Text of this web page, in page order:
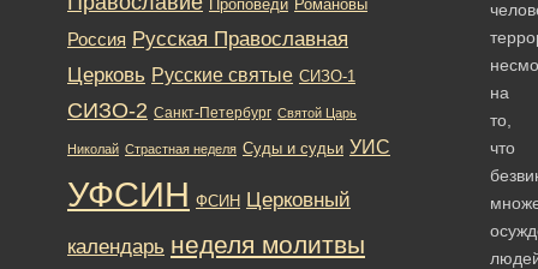
на
то,
что
Проповеди Романовы
Россия Русская Православная
Церковь Русские святые СИЗО-1
СИЗО-2 Санкт-Петербург Святой Царь
Николай Страстная неделя Суды и судьи УИС
УФСИН ФСИН Церковный
календарь неделя молитвы